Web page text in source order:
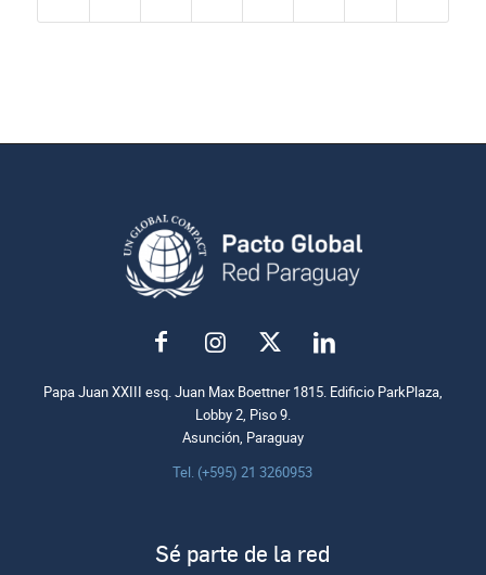
Papa Juan XXIII esq. Juan Max Boettner 1815. Edificio ParkPlaza,
Lobby 2, Piso 9.
Asunción, Paraguay
Tel. (+595) 21 3260953
Sé parte de la red